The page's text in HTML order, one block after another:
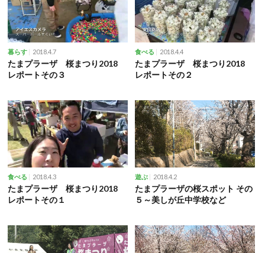
暮らす 2018.4.7
たまプラーザ 桜まつり2018
レポートその３
食べる 2018.4.4
たまプラーザ 桜まつり2018
レポートその２
食べる 2018.4.3
たまプラーザ 桜まつり2018
レポートその１
遊ぶ 2018.4.2
たまプラーザの桜スポット その
５～美しが丘中学校など